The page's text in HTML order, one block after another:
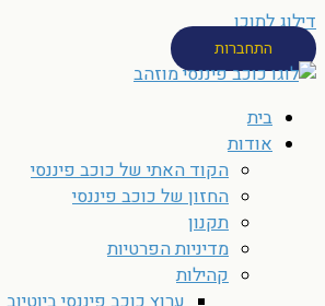
דילוג לתוכן
התחברות
בית
אודות
הקוד האתי של כוכב פיננסי
החזון של כוכב פיננסי
תקנון
מדיניות הפרטיות
קהילות